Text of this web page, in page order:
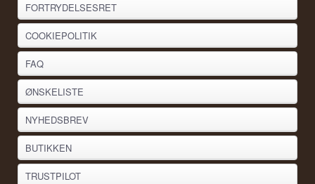
FORTRYDELSESRET
COOKIEPOLITIK
FAQ
ØNSKELISTE
NYHEDSBREV
BUTIKKEN
TRUSTPILOT